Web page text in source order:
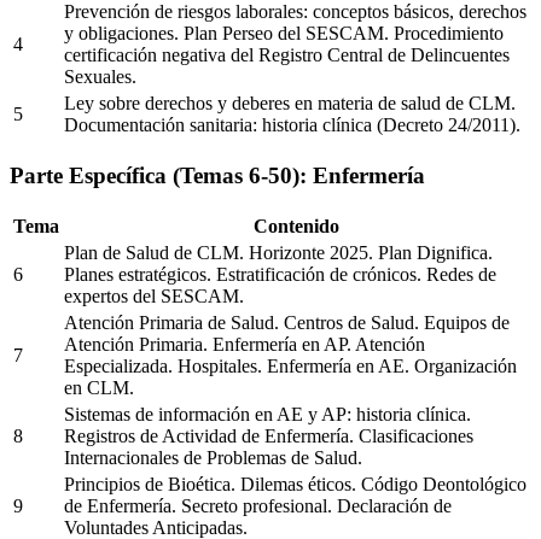
4
Prevención de riesgos laborales: conceptos básicos, derechos
y obligaciones. Plan Perseo del SESCAM. Procedimiento
certificación negativa del Registro Central de Delincuentes
Sexuales.
5
Ley sobre derechos y deberes en materia de salud de CLM.
Documentación sanitaria: historia clínica (Decreto 24/2011).
Parte Específica (Temas 6-50): Enfermería
Tema Contenido
6
Plan de Salud de CLM. Horizonte 2025. Plan Dignifica.
Planes estratégicos. Estratificación de crónicos. Redes de
expertos del SESCAM.
7
Atención Primaria de Salud. Centros de Salud. Equipos de
Atención Primaria. Enfermería en AP. Atención
Especializada. Hospitales. Enfermería en AE. Organización
en CLM.
8
Sistemas de información en AE y AP: historia clínica.
Registros de Actividad de Enfermería. Clasificaciones
Internacionales de Problemas de Salud.
9
Principios de Bioética. Dilemas éticos. Código Deontológico
de Enfermería. Secreto profesional. Declaración de
Voluntades Anticipadas.